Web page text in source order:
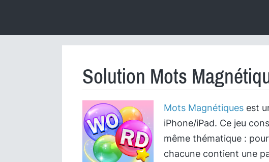
Solution Mots
Mots Magnétiques est
iPhone/iPad. Ce jeu
même thématique :
chacune contient une